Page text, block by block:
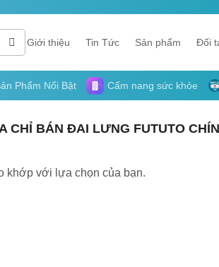
Giới thiệu Tin Tức Sản phẩm Đối
Phẩm Nổi Bật Cẩm nang sức khỏe
CHỈ BÁN ĐAI LƯNG FUTUTO
khớp với lựa chọn của bạn.